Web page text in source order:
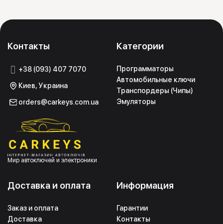
Контакты
+38 (093) 407 7070
Киев, Украина
orders@carkeys.com.ua
Мир автоключей и электроники
Категории
Программаторы
Автомобильные ключи
Транспордеры (Чипы)
Эмуляторы
Информация
Гарантии
Контакты
Доставка и оплата
Заказ и оплата
Доставка